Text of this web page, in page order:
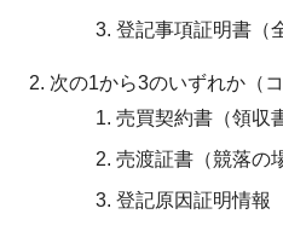
登記事項証明書（
次の1から3のいずれか（
売買契約書（領収
売渡証書（競落の
登記原因証明情報